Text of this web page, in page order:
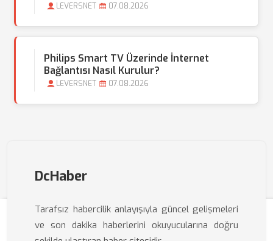
LEVERSNET 07.08.2026
Philips Smart TV Üzerinde İnternet
Bağlantısı Nasıl Kurulur?
LEVERSNET 07.08.2026
DcHaber
Tarafsız habercilik anlayışıyla güncel gelişmeleri
ve son dakika haberlerini okuyucularına doğru